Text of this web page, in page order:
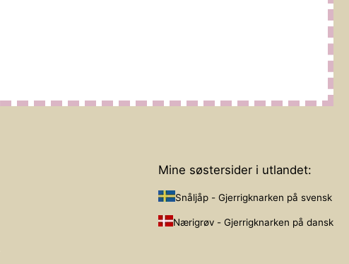
Mine søstersider i utlandet:
Snåljåp - Gjerrigknarken på svensk
Nærigrøv - Gjerrigknarken på dansk